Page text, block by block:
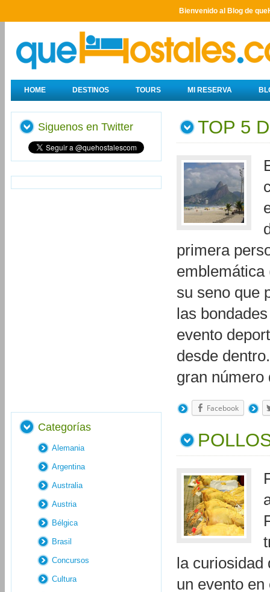
Bienvenido al Blog de
HOME DESTINOS TOURS MI RESERVA
TOP 5
primera
emblemática
su seno que
las
evento
desde
gran
Facebook
la
un evento
Siguenos en Twitter
Categorías
Alemania
Argentina
Australia
Austria
Bélgica
Brasil
Concursos
Cultura